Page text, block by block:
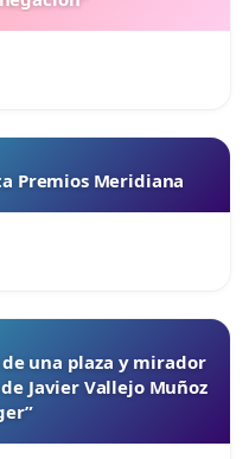
Premios Meridiana
una plaza y mirador
Javier Vallejo Muñoz